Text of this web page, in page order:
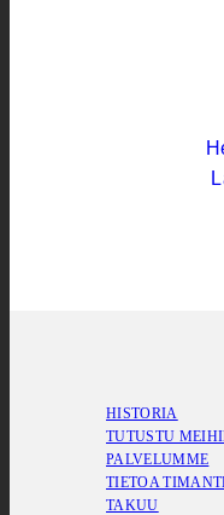
HISTORIA
TUTUSTU
PALVELUMME
TIETOA
TAKUU